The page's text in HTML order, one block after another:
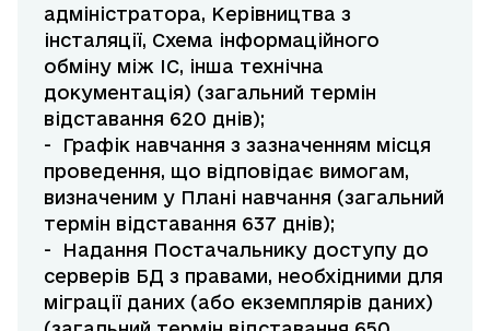
адміністратора, Керівництва з
інсталяції, Схема інформаційного
обміну між ІС, інша технічна
документація) (загальний термін
відставання 620 днів);
- Графік навчання з зазначенням місця
проведення, що відповідає вимогам,
визначеним у Плані навчання (загальний
термін відставання 637 днів);
- Надання Постачальнику доступу до
серверів БД з правами, необхідними для
міграції даних (або екземплярів даних)